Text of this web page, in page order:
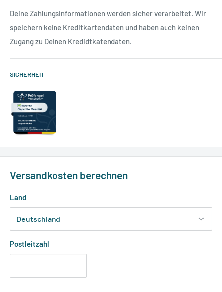
Deine Zahlungsinformationen werden sicher verarbeitet. Wir
speichern keine Kreditkartendaten und haben auch keinen
Zugang zu Deinen Kredidtkatendaten.
SICHERHEIT
Versandkosten berechnen
Land
Postleitzahl